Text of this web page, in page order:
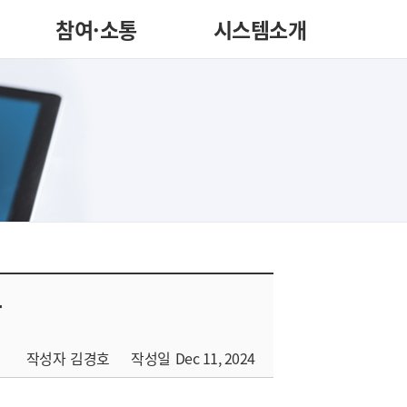
참여·소통 시스템소개
작성자 김경호 작성일 Dec 11, 2024